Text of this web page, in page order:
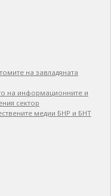
на завладяната
на информационните и
сектор
медии БНР и БНТ